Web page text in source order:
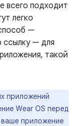
всего подходит
легко
—
ссылку — для
такой
приложений
Wear OS перед
приложение